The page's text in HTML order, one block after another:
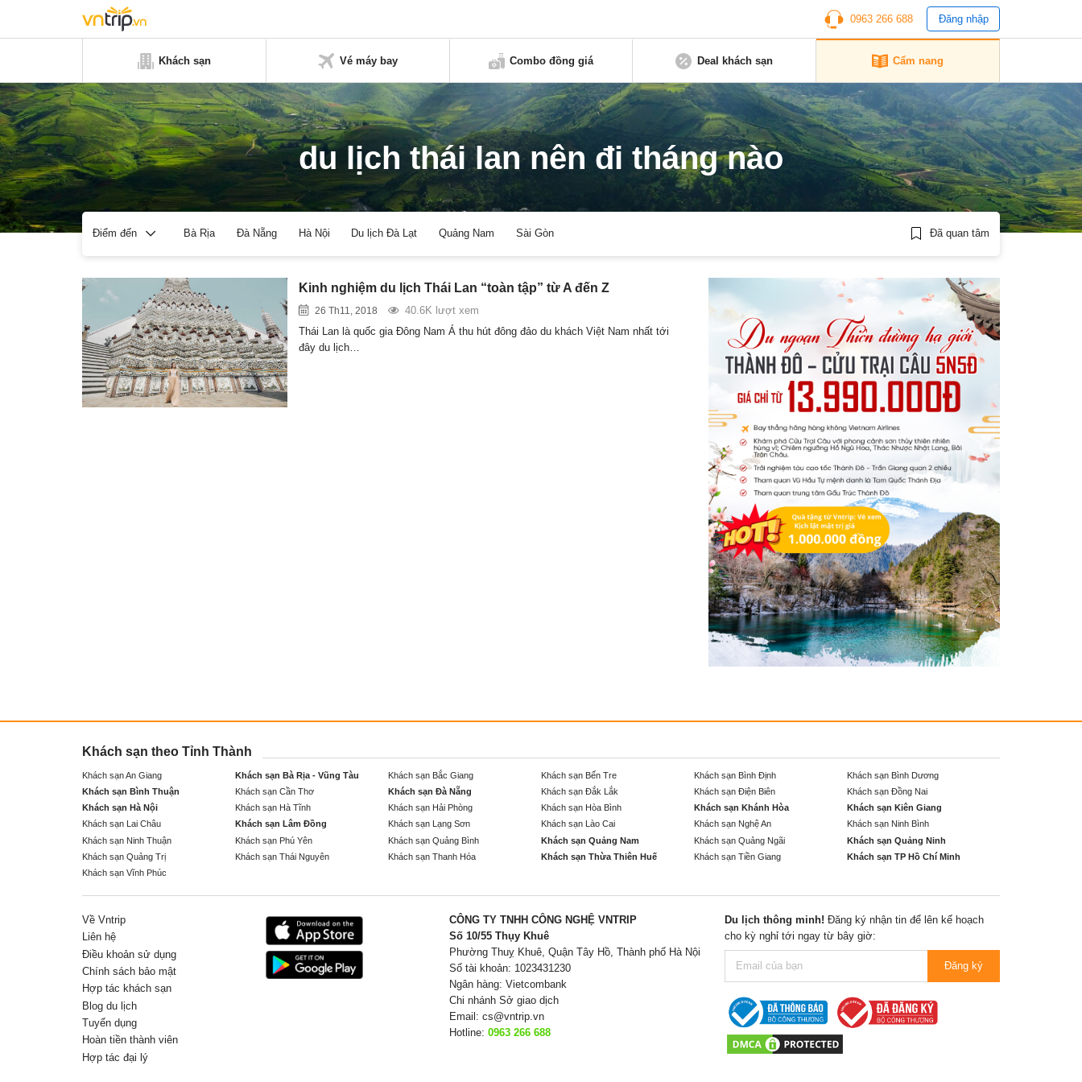
0963 266 688 Đăng nhập
Khách sạn Vé máy bay Combo đồng giá Deal khách sạn Cẩm nang
du lịch thái lan nên đi tháng nào
Điểm đến Bà Rịa Đà Nẵng Hà Nội Du lịch Đà Lạt Quảng Nam Sài Gòn Đã quan tâm
Kinh nghiệm du lịch Thái Lan “toàn tập” từ A đến Z
26 Th11, 2018
40.6K lượt xem
Thái Lan là quốc gia Đông Nam Á thu hút đông đảo du khách Việt Nam nhất tới
đây du lịch…
Khách sạn theo Tỉnh Thành
Khách sạn An Giang Khách sạn Bà Rịa - Vũng Tàu Khách sạn Bắc Giang Khách sạn Bến Tre Khách sạn Bình Định
Khách sạn Bình Dương
Khách sạn Bình Thuận
Khách sạn Cần Thơ Khách sạn Đà Nẵng Khách sạn Đắk Lắk Khách sạn Điện Biên
Khách sạn Đồng Nai
Khách sạn Hà Nội
Khách sạn Hà Tĩnh Khách sạn Hải Phòng Khách sạn Hòa Bình Khách sạn Khánh Hòa
Khách sạn Kiên Giang
Khách sạn Lai Châu
Khách sạn Lâm Đồng Khách sạn Lạng Sơn Khách sạn Lào Cai Khách sạn Nghệ An
Khách sạn Ninh Bình
Khách sạn Ninh Thuận
Khách sạn Phú Yên Khách sạn Quảng Bình Khách sạn Quảng Nam Khách sạn Quảng Ngãi
Khách sạn Quảng Ninh
Khách sạn Quảng Trị
Khách sạn Thái Nguyên Khách sạn Thanh Hóa Khách sạn Thừa Thiên Huế Khách sạn Tiền Giang
Khách sạn TP Hồ Chí Minh
Khách sạn Vĩnh Phúc
Về Vntrip
Liên hệ
Điều khoản sử dụng
Chính sách bảo mật
Hợp tác khách sạn
Blog du lịch
Tuyển dụng
Hoàn tiền thành viên
Hợp tác đại lý
CÔNG TY TNHH CÔNG NGHỆ VNTRIP
Số 10/55 Thụy Khuê
Phường Thuỵ Khuê, Quận Tây Hồ, Thành phố Hà Nội
Số tài khoản: 1023431230
Ngân hàng: Vietcombank
Chi nhánh Sở giao dịch
Email: cs@vntrip.vn
Hotline: 0963 266 688
Du lịch thông minh! Đăng ký nhận tin để lên kế hoạch
cho kỳ nghỉ tới ngay từ bây giờ:
Đăng ký